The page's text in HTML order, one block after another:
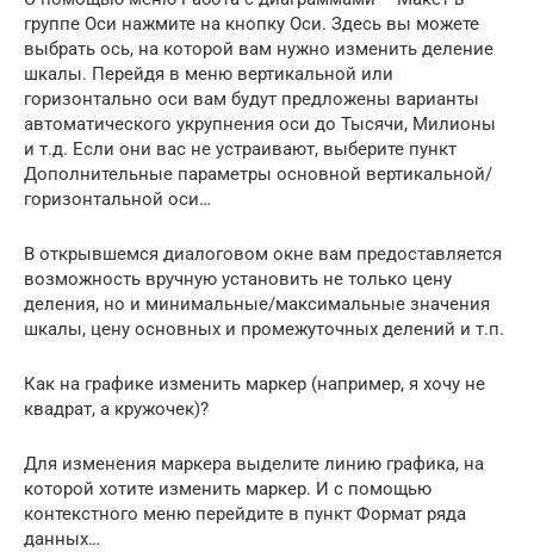
группе Оси нажмите на кнопку Оси. Здесь вы можете
выбрать ось, на которой вам нужно изменить деление
шкалы. Перейдя в меню вертикальной или
горизонтально оси вам будут предложены варианты
автоматического укрупнения оси до Тысячи, Милионы
и т.д. Если они вас не устраивают, выберите пункт
Дополнительные параметры основной вертикальной/
горизонтальной оси…
В открывшемся диалоговом окне вам предоставляется
возможность вручную установить не только цену
деления, но и минимальные/максимальные значения
шкалы, цену основных и промежуточных делений и т.п.
Как на графике изменить маркер (например, я хочу не
квадрат, а кружочек)?
Для изменения маркера выделите линию графика, на
которой хотите изменить маркер. И с помощью
контекстного меню перейдите в пункт Формат ряда
данных…